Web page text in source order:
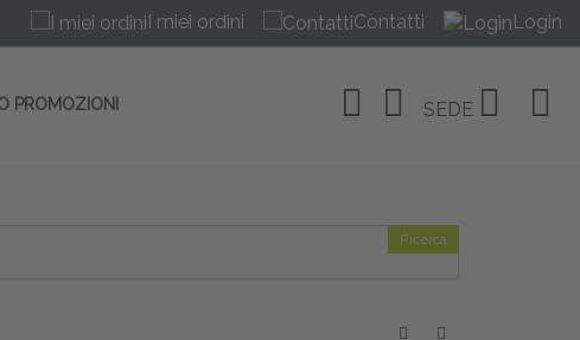
I miei ordini Contatti Login
PROMOZIONI SEDE
Ricerca